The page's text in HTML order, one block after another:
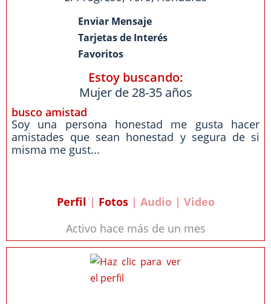
Enviar Mensaje
Tarjetas de Interés
Favoritos
Estoy buscando:
Mujer de 28-35 años
busco amistad
Soy una persona honestad me gusta hacer
amistades que sean honestad y segura de si
misma me gust...
Perfil | Fotos| Audio | Video
Activo hace más de un mes